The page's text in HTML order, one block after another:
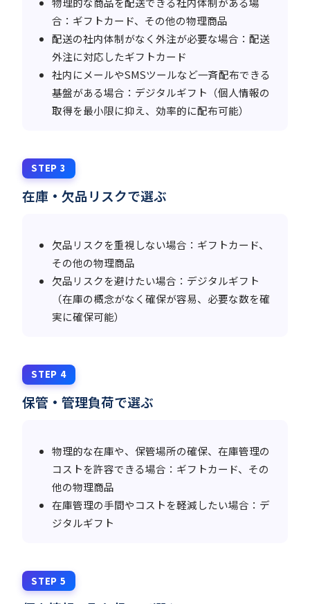
合：ギフトカード、その他の物理商品
配送の社内体制がなく外注が必要な場合：配送
外注に対応したギフトカード
社内にメールやSMSツールなど一斉配布できる
基盤がある場合：デジタルギフト（個人情報の
取得を最小限に抑え、効率的に配布可能）
STEP 3
在庫・欠品リスクで選ぶ
欠品リスクを重視しない場合：ギフトカード、
その他の物理商品
欠品リスクを避けたい場合：デジタルギフト
（在庫の概念がなく確保が容易、必要な数を確
実に確保可能）
STEP 4
保管・管理負荷で選ぶ
物理的な在庫や、保管場所の確保、在庫管理の
コストを許容できる場合：ギフトカード、その
他の物理商品
在庫管理の手間やコストを軽減したい場合：デ
ジタルギフト
STEP 5